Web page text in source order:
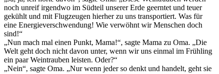
noch unreif irgendwo im Südteil unserer Erde geerntet und teuer
gekühlt und mit Flugzeugen hierher zu uns transportiert. Was für
eine Energieverschwendung! Wie verwöhnt wir Menschen doch
sind!“
„Nun mach mal einen Punkt, Mama!“, sagte Mama zu Oma. „Die
Welt geht doch nicht davon unter, wenn wir uns einmal im Frühling
ein paar Weintrauben leisten. Oder?“
„Nein“, sagte Oma. „Nur wenn jeder so denkt und handelt, geht sie